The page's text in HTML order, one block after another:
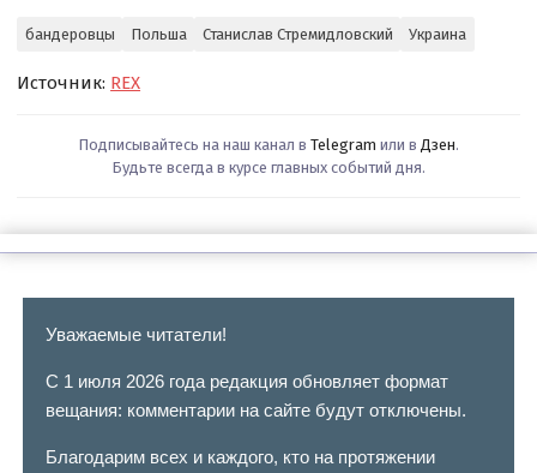
бандеровцы Польша Станислав Стремидловский Украина
Источник: REX
Подписывайтесь на наш канал в Telegram или в Дзен.
Будьте всегда в курсе главных событий дня.
Уважаемые читатели!
С 1 июля 2026 года редакция обновляет формат
вещания: комментарии на сайте будут отключены.
Благодарим всех и каждого, кто на протяжении